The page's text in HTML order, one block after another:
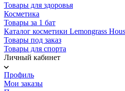
Товары для здоровья
Косметика
Товары за 1 бат
Каталог косметики Lemongrass
Товары под заказ
Товары для спорта
Личный кабинет
Профиль
Мои заказы